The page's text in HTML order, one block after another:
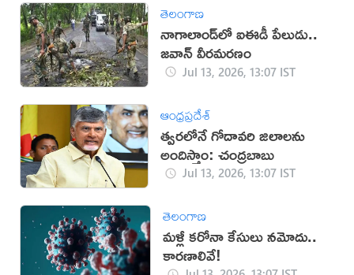
తెలంగాణ
నాగాలాండ్‌లో ఐఈడీ పేలుడు..
జవాన్ వీరమరణం
Jul 13, 2026, 13:07 IST
ఆంధ్రప్రదేశ్
త్వరలోనే గోదావరి జిలాలను
అందిస్తాం: చంద్రబాబు
Jul 13, 2026, 13:07 IST
తెలంగాణ
మళ్లీ కరోనా కేసులు నమోదు..
కారణాలివే!